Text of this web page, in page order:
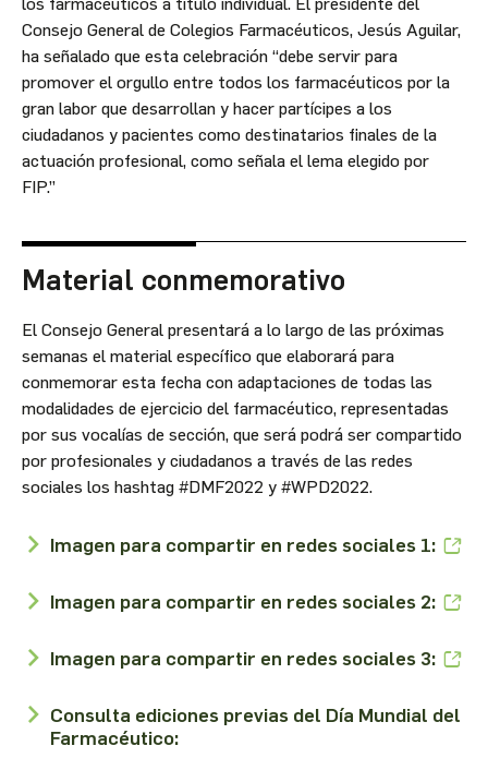
los farmacéuticos a título individual. El presidente del
Consejo General de Colegios Farmacéuticos, Jesús Aguilar,
ha señalado que esta celebración “debe servir para
promover el orgullo entre todos los farmacéuticos por la
gran labor que desarrollan y hacer partícipes a los
ciudadanos y pacientes como destinatarios finales de la
actuación profesional, como señala el lema elegido por
FIP.”
Material conmemorativo
El Consejo General presentará a lo largo de las próximas
semanas el material específico que elaborará para
conmemorar esta fecha con adaptaciones de todas las
modalidades de ejercicio del farmacéutico, representadas
por sus vocalías de sección, que será podrá ser compartido
por profesionales y ciudadanos a través de las redes
sociales los hashtag #DMF2022 y #WPD2022.
Imagen para compartir en redes sociales 1:
Imagen para compartir en redes sociales 2:
Imagen para compartir en redes sociales 3:
Consulta ediciones previas del Día Mundial del
Farmacéutico: